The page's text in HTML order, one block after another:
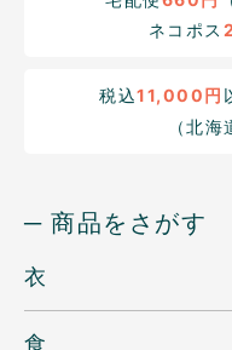
ネコポス
税込11,000円
（北
─ 商品をさがす
衣
食